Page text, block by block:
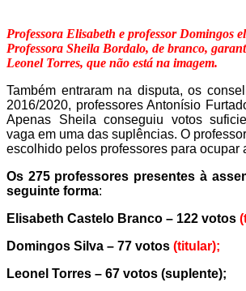
Professora Elisabeth e professor Domingos
Professora Sheila Bordalo, de branco,
Leonel Torres, que não está na imagem.
Também entraram na disputa, os
2016/2020, professores Antonísio
Apenas Sheila conseguiu votos
vaga em uma das suplências. O
escolhido pelos professores para ocupar
Os 275 professores presentes à
seguinte forma:
Elisabeth Castelo Branco – 122 votos
Domingos Silva – 77 votos (titular);
Leonel Torres – 67 votos (suplente);